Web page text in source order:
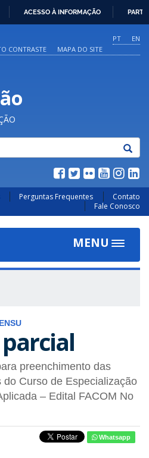
O
CONTEÚDO
ACESSO À INFORMAÇÃO
PT
EN
CONTRASTE MAPA DO SITE
Perguntas Frequentes
Contato
Fale Conosco
MENU
Toggle
preenchimento das
Curso de Especialização
– Edital FACOM No
Whatsapp